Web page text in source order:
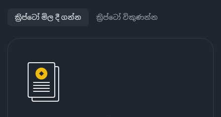
ක්‍රිප්ටෝ මිල දී ගන්න ක්‍රිප්ටෝ විකුණන්න